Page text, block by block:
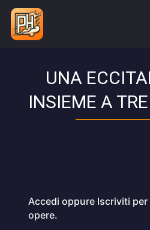
UNA
INSIEME A
Accedi oppure Iscriviti
opere.